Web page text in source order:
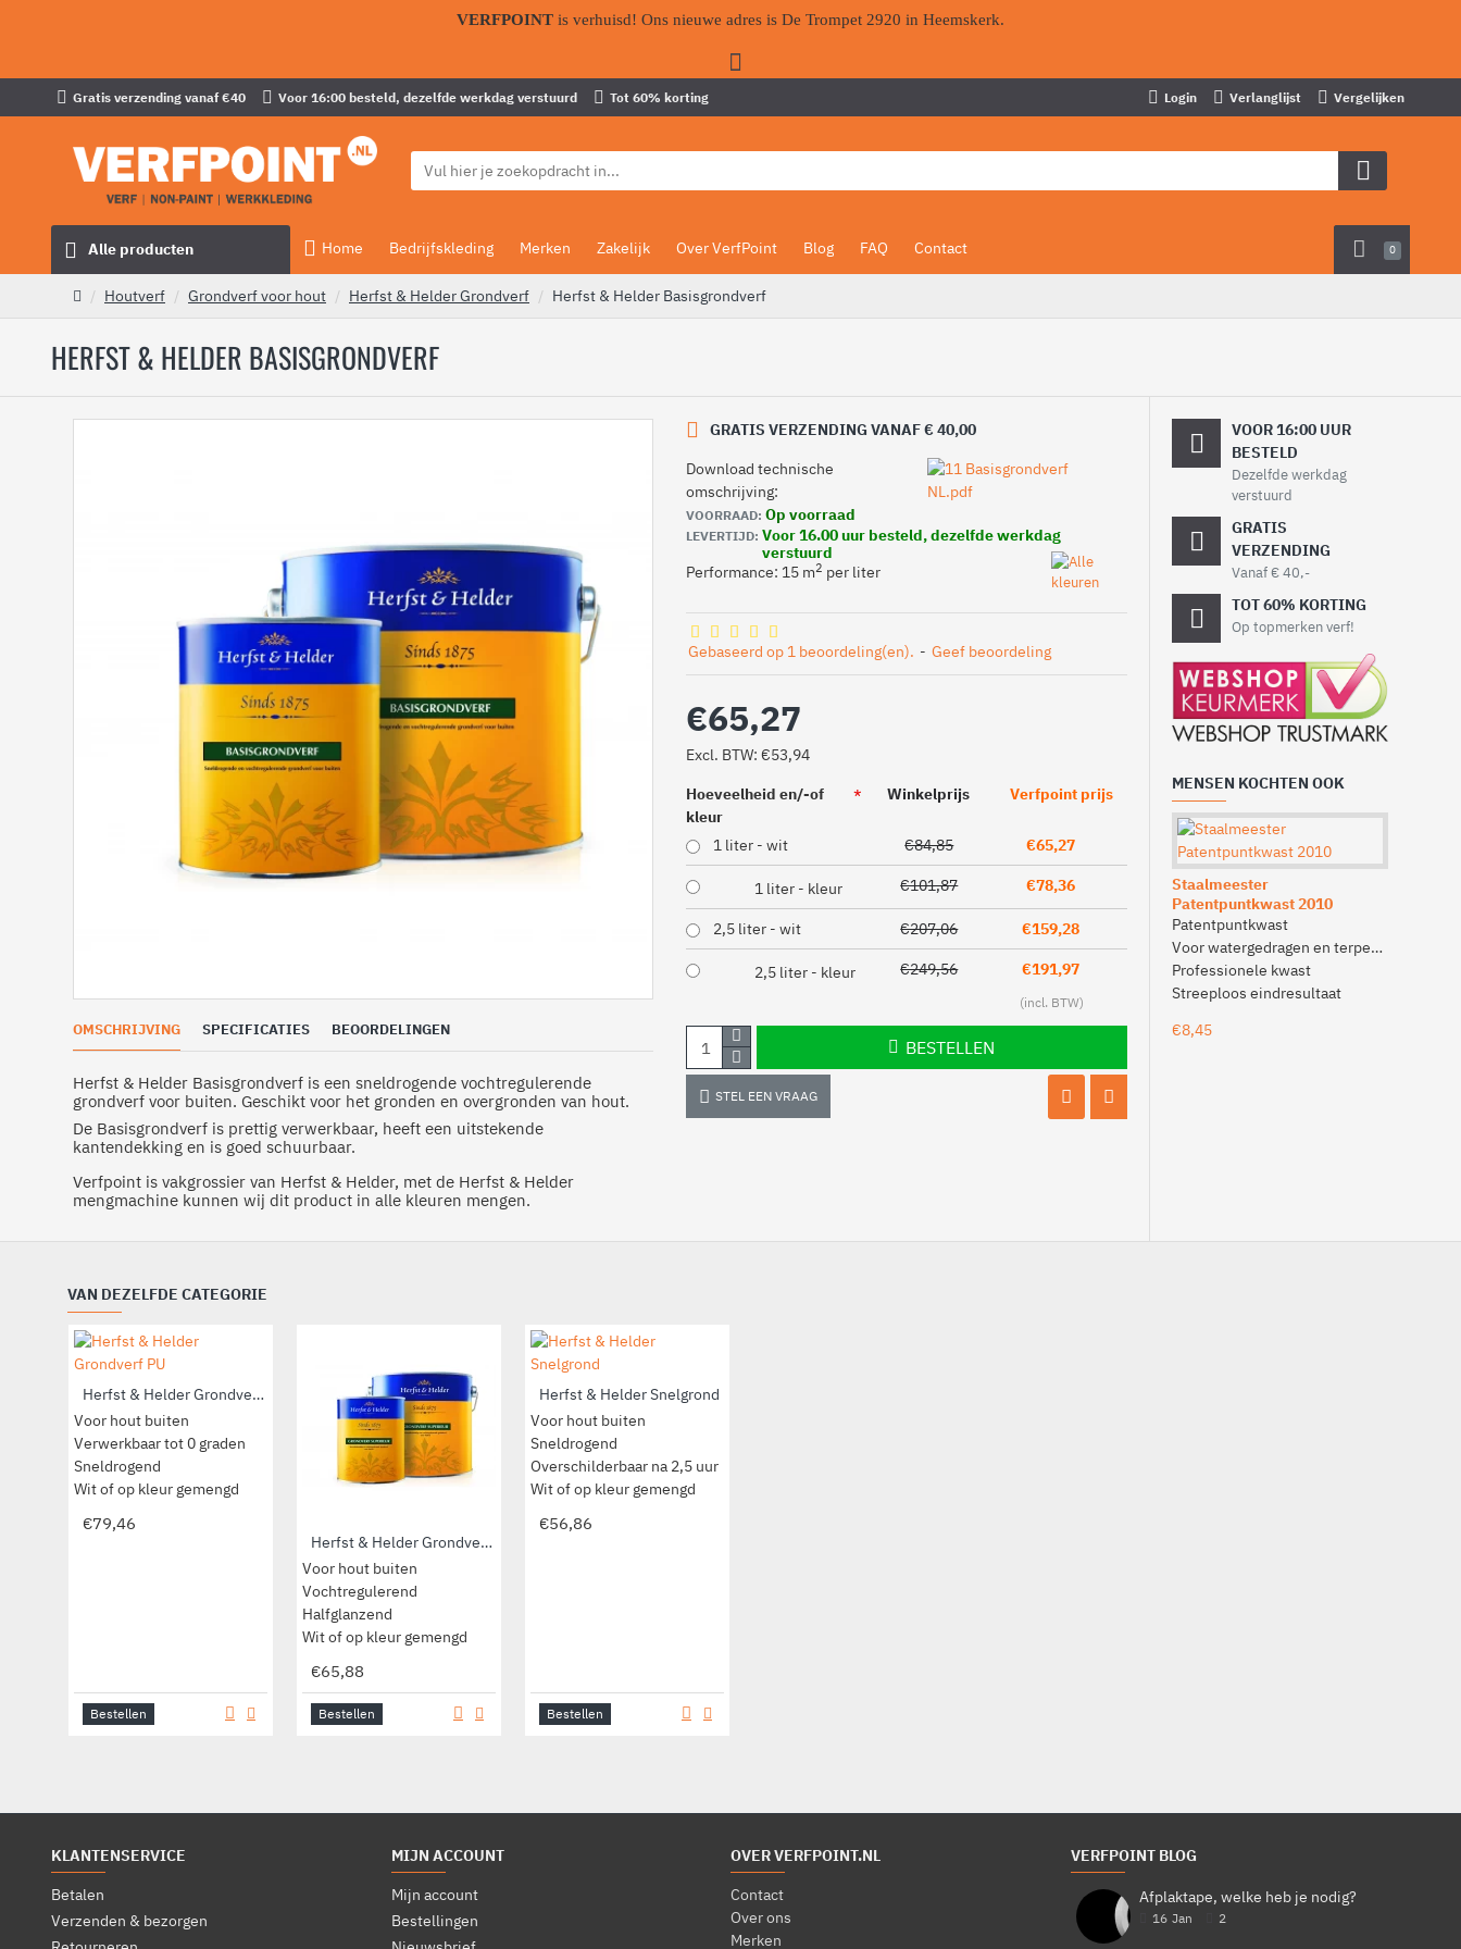
VERFPOINT is verhuisd! Ons nieuwe adres is De Trompet 2920 in Heemskerk.
Gratis verzending vanaf €40 Voor 16:00 besteld, dezelfde werkdag verstuurd Tot 60% korting Login Verlanglijst Vergelijken
Alle producten Home Bedrijfskleding Merken Zakelijk Over VerfPoint Blog FAQ Contact 0
Houtverf Grondverf voor hout Herfst & Helder Grondverf Herfst & Helder Basisgrondverf
HERFST & HELDER BASISGRONDVERF
OMSCHRIJVING SPECIFICATIES BEOORDELINGEN
Herfst & Helder Basisgrondverf is een sneldrogende vochtregulerende
grondverf voor buiten. Geschikt voor het gronden en overgronden van hout.
De Basisgrondverf is prettig verwerkbaar, heeft een uitstekende
kantendekking en is goed schuurbaar.
Verfpoint is vakgrossier van Herfst & Helder, met de Herfst & Helder
mengmachine kunnen wij dit product in alle kleuren mengen.
GRATIS VERZENDING VANAF € 40,00
Download technische
omschrijving:
VOORRAAD: Op voorraad
LEVERTIJD: Voor 16.00 uur besteld, dezelfde werkdag
verstuurd
Performance: 15 m2 per liter
Gebaseerd op 1 beoordeling(en). - Geef beoordeling
€65,27
Excl. BTW: €53,94
Hoeveelheid en/-of
kleur
Winkelprijs Verfpoint prijs
€84,85 €65,27
1 liter - wit
€101,87 €78,36
1 liter - kleur
€207,06 €159,28
2,5 liter - wit
€249,56 €191,97
2,5 liter - kleur
BESTELLEN
STEL EEN VRAAG
VOOR 16:00 UUR
BESTELD
Dezelfde werkdag
verstuurd
GRATIS
VERZENDING
Vanaf € 40,-
TOT 60% KORTING
Op topmerken verf!
MENSEN KOCHTEN OOK
Staalmeester
Patentpuntkwast 2010
Patentpuntkwast
Voor watergedragen en terpentine
Professionele kwast
Streeploos eindresultaat
€8,45
VAN DEZELFDE CATEGORIE
Herfst & Helder Grondverf PU
Voor hout buiten
Verwerkbaar tot 0 graden
Sneldrogend
Wit of op kleur gemengd
€79,46
Bestellen
Herfst & Helder Grondverf Superieur
Voor hout buiten
Vochtregulerend
Halfglanzend
Wit of op kleur gemengd
€65,88
Bestellen
Herfst & Helder Snelgrond
Voor hout buiten
Sneldrogend
Overschilderbaar na 2,5 uur
Wit of op kleur gemengd
€56,86
Bestellen
KLANTENSERVICE
Betalen
Verzenden & bezorgen
MIJN ACCOUNT
Mijn account
Bestellingen
OVER VERFPOINT.NL
Contact
Over ons
Merken
VERFPOINT BLOG
Afplaktape, welke heb je nodig?
16 Jan 2